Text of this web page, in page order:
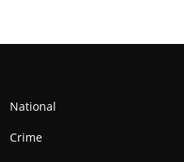
National
Crime